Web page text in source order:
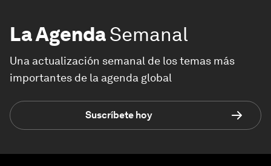
La AgendaSemanal
Una actualización semanal de los temas más
importantes de la agenda global
Suscríbete hoy